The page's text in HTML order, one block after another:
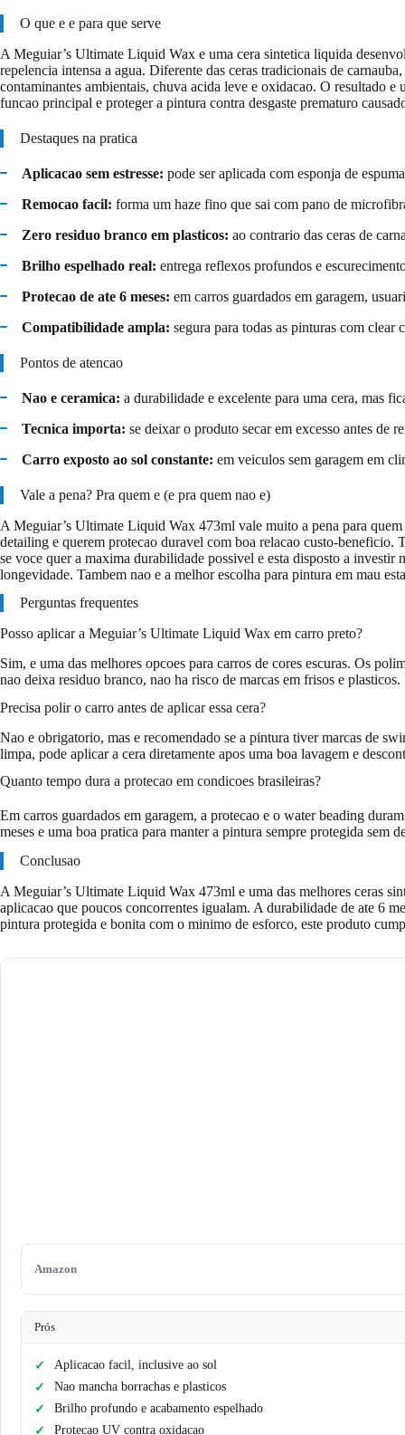
O que e e para que serve
A Meguiar’s Ultimate Liquid Wax e uma cera sintetica liquida
repelencia intensa a agua. Diferente das ceras tradicionais de
contaminantes ambientais, chuva acida leve e oxidacao. O resultado
funcao principal e proteger a pintura contra desgaste prematuro
Destaques na pratica
Aplicacao sem estresse: pode ser aplicada com esponja de
Remocao facil: forma um haze fino que sai com pano de
Zero residuo branco em plasticos: ao contrario das ceras de
Brilho espelhado real: entrega reflexos profundos e
Protecao de ate 6 meses: em carros guardados em garagem,
Compatibilidade ampla: segura para todas as pinturas com
Pontos de atencao
Nao e ceramica: a durabilidade e excelente para uma cera, mas
Tecnica importa: se deixar o produto secar em excesso antes de
Carro exposto ao sol constante: em veiculos sem garagem em
Vale a pena? Pra quem e (e pra quem nao e)
A Meguiar’s Ultimate Liquid Wax 473ml vale muito a pena para
detailing e querem protecao duravel com boa relacao custo-beneficio.
se voce quer a maxima durabilidade possivel e esta disposto a
longevidade. Tambem nao e a melhor escolha para pintura em mau
Perguntas frequentes
Posso aplicar a Meguiar’s Ultimate Liquid Wax em carro preto?
Sim, e uma das melhores opcoes para carros de cores escuras. Os
nao deixa residuo branco, nao ha risco de marcas em frisos e plasticos.
Precisa polir o carro antes de aplicar essa cera?
Nao e obrigatorio, mas e recomendado se a pintura tiver marcas de
limpa, pode aplicar a cera diretamente apos uma boa lavagem e
Quanto tempo dura a protecao em condicoes brasileiras?
Em carros guardados em garagem, a protecao e o water beading
meses e uma boa pratica para manter a pintura sempre protegida sem
Conclusao
A Meguiar’s Ultimate Liquid Wax 473ml e uma das melhores ceras
aplicacao que poucos concorrentes igualam. A durabilidade de ate 6
pintura protegida e bonita com o minimo de esforco, este produto
Amazon
Prós
Aplicacao facil, inclusive ao sol
Nao mancha borrachas e plasticos
Brilho profundo e acabamento espelhado
Protecao UV contra oxidacao